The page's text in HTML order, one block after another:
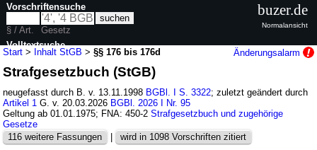
Start > Inhalt StGB >§§ 176 bis 176d Änderungsalarm
Strafgesetzbuch (StGB)
neugefasst durch B. v. 13.11.1998 BGBl. I S. 3322; zuletzt geändert durch
Artikel 1 G. v. 20.03.2026 BGBl. 2026 I Nr. 95
Geltung ab 01.01.1975; FNA: 450-2Strafgesetzbuch und zugehörige
Gesetze
116 weitere Fassungen
| wird in 1098 Vorschriften zitiert
Vorschriftensuche
§ / Art.
Gesetz
Volltextsuche
nur in StGB
buzer.de
Normalansicht